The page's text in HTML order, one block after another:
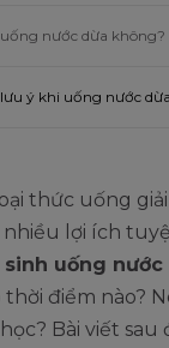
nước dừa không?
ý khi uống nước
thức uống
lợi ích
sinh uống nước
thời điểm nào?
Bài viết sau